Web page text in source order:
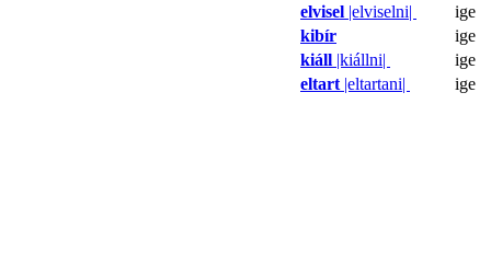
elvisel |elviselni|
ige
kibír
ige
kiáll |kiállni|
ige
eltart |eltartani| ige